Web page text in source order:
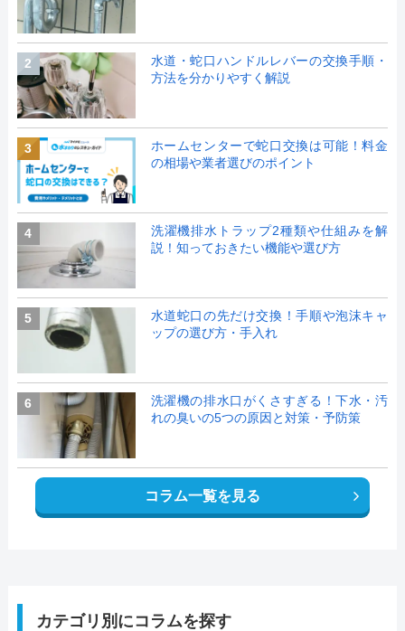
2
水道・蛇口ハンドルレバーの交換手順・
方法を分かりやすく解説
3
ホームセンターで蛇口交換は可能！料金
の相場や業者選びのポイント
4
洗濯機排水トラップ2種類や仕組みを解
説！知っておきたい機能や選び方
5
水道蛇口の先だけ交換！手順や泡沫キャ
ップの選び方・手入れ
6
洗濯機の排水口がくさすぎる！下水・汚
れの臭いの5つの原因と対策・予防策
コラム一覧を見る
カテゴリ別にコラムを探す